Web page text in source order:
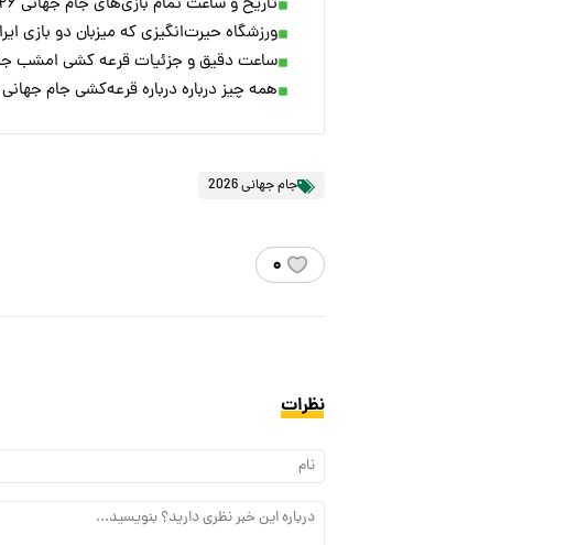
ورزشگاه حیرت‌انگیزی که میزبان دو بازی
ساعت دقیق و جزئیات قرعه کشی امشب
همه چیز درباره درباره قرعه‌کشی جام جهانی ۲۰۲۶
جام جهانی 2026
۰
نظرات